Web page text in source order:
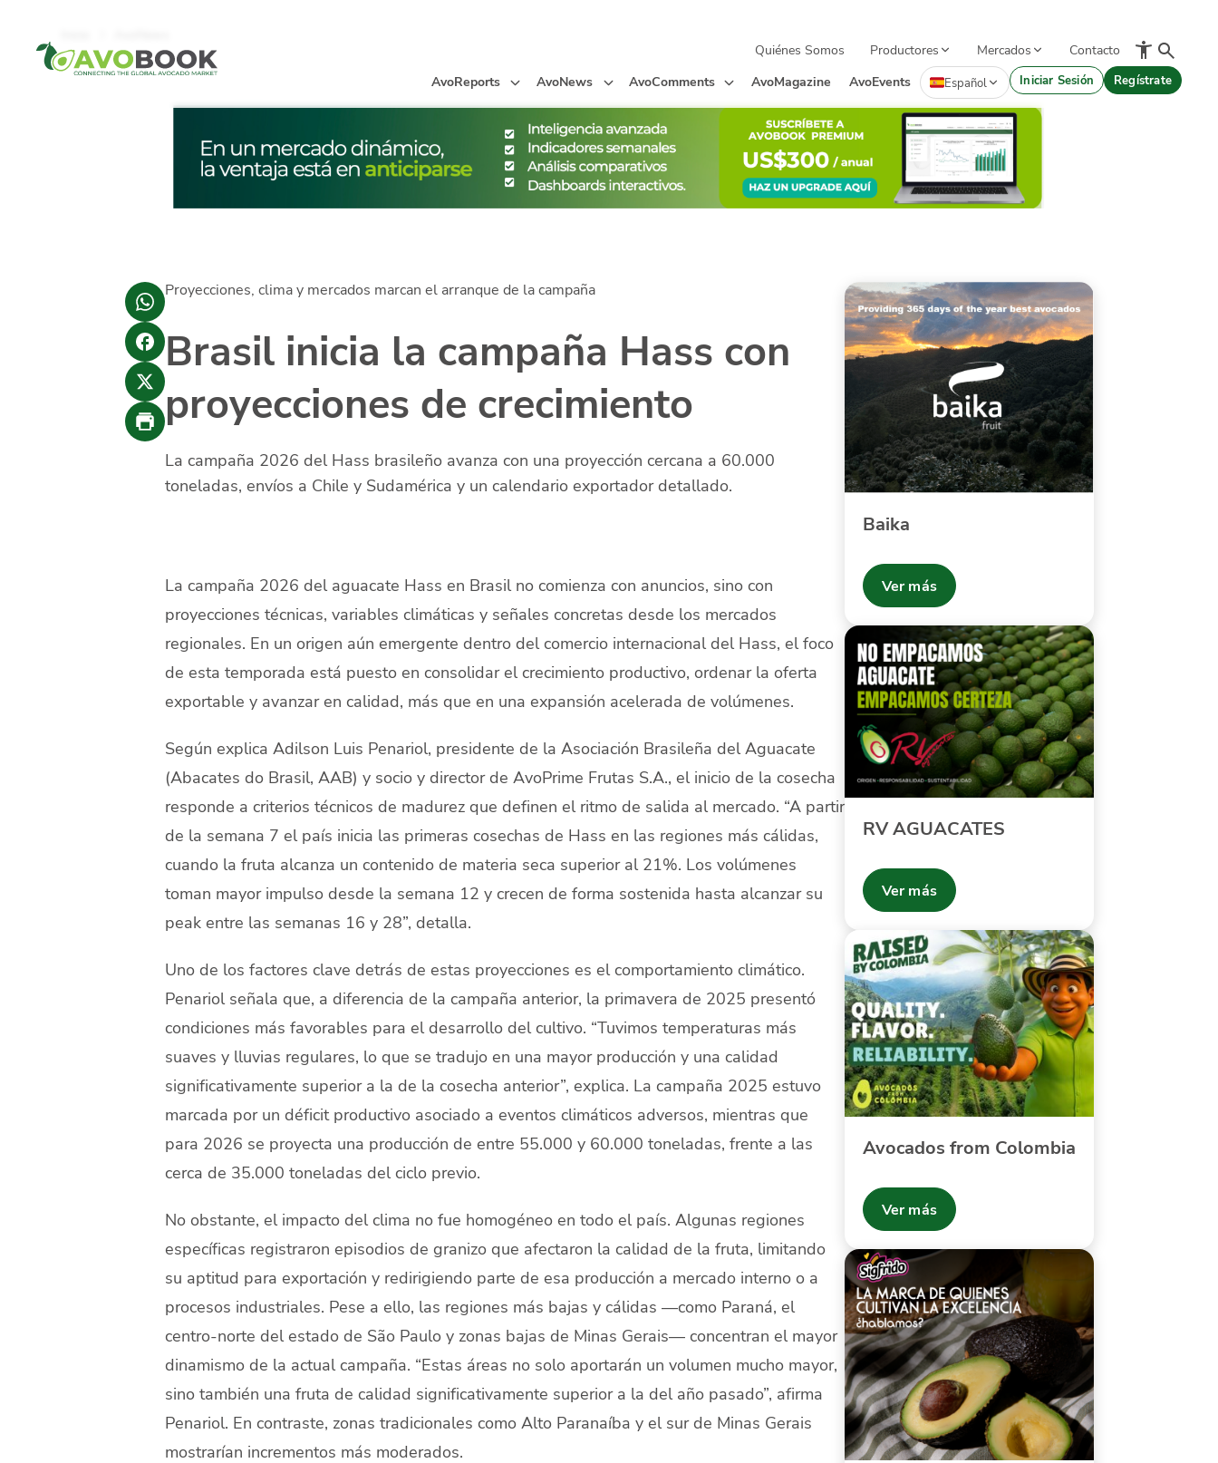
Quiénes Somos Productores Mercados
Contacto
AvoReports
AvoNews AvoComments AvoMagazine AvoEvents Español Iniciar Sesión Regístrate
Proyecciones, clima y mercados marcan el arranque de la campaña
Brasil inicia la campaña Hass con
proyecciones de crecimiento
La campaña 2026 del Hass brasileño avanza con una proyección cercana a 60.000
toneladas, envíos a Chile y Sudamérica y un calendario exportador detallado.
La campaña 2026 del aguacate Hass en Brasil no comienza con anuncios, sino con
proyecciones técnicas, variables climáticas y señales concretas desde los mercados
regionales. En un origen aún emergente dentro del comercio internacional del Hass, el foco
de esta temporada está puesto en consolidar el crecimiento productivo, ordenar la oferta
exportable y avanzar en calidad, más que en una expansión acelerada de volúmenes.
Según explica Adilson Luis Penariol, presidente de la Asociación Brasileña del Aguacate
(Abacates do Brasil, AAB) y socio y director de AvoPrime Frutas S.A., el inicio de la cosecha
responde a criterios técnicos de madurez que definen el ritmo de salida al mercado. “A partir
de la semana 7 el país inicia las primeras cosechas de Hass en las regiones más cálidas,
cuando la fruta alcanza un contenido de materia seca superior al 21%. Los volúmenes
toman mayor impulso desde la semana 12 y crecen de forma sostenida hasta alcanzar su
peak entre las semanas 16 y 28”, detalla.
Uno de los factores clave detrás de estas proyecciones es el comportamiento climático.
Penariol señala que, a diferencia de la campaña anterior, la primavera de 2025 presentó
condiciones más favorables para el desarrollo del cultivo. “Tuvimos temperaturas más
suaves y lluvias regulares, lo que se tradujo en una mayor producción y una calidad
significativamente superior a la de la cosecha anterior”, explica. La campaña 2025 estuvo
marcada por un déficit productivo asociado a eventos climáticos adversos, mientras que
para 2026 se proyecta una producción de entre 55.000 y 60.000 toneladas, frente a las
cerca de 35.000 toneladas del ciclo previo.
No obstante, el impacto del clima no fue homogéneo en todo el país. Algunas regiones
específicas registraron episodios de granizo que afectaron la calidad de la fruta, limitando
su aptitud para exportación y redirigiendo parte de esa producción a mercado interno o a
procesos industriales. Pese a ello, las regiones más bajas y cálidas —como Paraná, el
centro-norte del estado de São Paulo y zonas bajas de Minas Gerais— concentran el mayor
dinamismo de la actual campaña. “Estas áreas no solo aportarán un volumen mucho mayor,
sino también una fruta de calidad significativamente superior a la del año pasado”, afirma
Penariol. En contraste, zonas tradicionales como Alto Paranaíba y el sur de Minas Gerais
mostrarían incrementos más moderados.
Baika
Ver más
RV AGUACATES
Ver más
Avocados from Colombia
Ver más